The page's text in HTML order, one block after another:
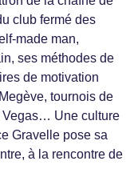
club fermé des
made man,
ses méthodes de
de motivation
tournois de
Vegas… Une culture
Gravelle pose sa
à la rencontre de